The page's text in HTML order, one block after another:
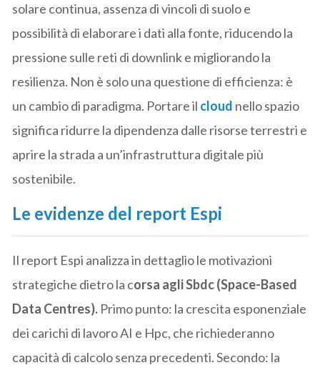
solare continua, assenza di vincoli di suolo e
possibilità di elaborare i dati alla fonte, riducendo la
pressione sulle reti di downlink e migliorando la
resilienza. Non è solo una questione di efficienza: è
un cambio di paradigma. Portare il cloud nello spazio
significa ridurre la dipendenza dalle risorse terrestri e
aprire la strada a un’infrastruttura digitale più
sostenibile.
Le evidenze del report Espi
Il report Espi analizza in dettaglio le motivazioni
strategiche dietro la corsa agli Sbdc (Space-Based
Data Centres). Primo punto: la crescita esponenziale
dei carichi di lavoro AI e Hpc, che richiederanno
capacità di calcolo senza precedenti. Secondo: la